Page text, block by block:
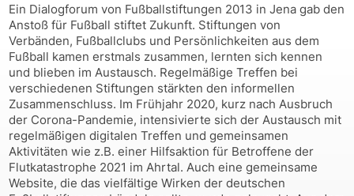
Ein Dialogforum von Fußballstiftungen 2013 in Jena gab den
Anstoß für Fußball stiftet Zukunft. Stiftungen von
Verbänden, Fußballclubs und Persönlichkeiten aus dem
Fußball kamen erstmals zusammen, lernten sich kennen
und blieben im Austausch. Regelmäßige Treffen bei
verschiedenen Stiftungen stärkten den informellen
Zusammenschluss. Im Frühjahr 2020, kurz nach Ausbruch
der Corona-Pandemie, intensivierte sich der Austausch mit
regelmäßigen digitalen Treffen und gemeinsamen
Aktivitäten wie z.B. einer Hilfsaktion für Betroffene der
Flutkatastrophe 2021 im Ahrtal. Auch eine gemeinsame
Website, die das vielfältige Wirken der deutschen